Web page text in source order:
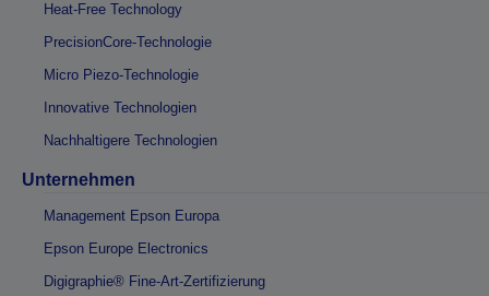
Heat-Free Technology
PrecisionCore-Technologie
Micro Piezo-Technologie
Innovative Technologien
Nachhaltigere Technologien
Unternehmen
Management Epson Europa
Epson Europe Electronics
Digigraphie® Fine-Art-Zertifizierung